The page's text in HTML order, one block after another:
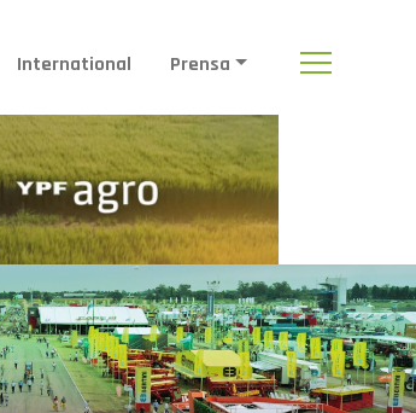
International Prensa